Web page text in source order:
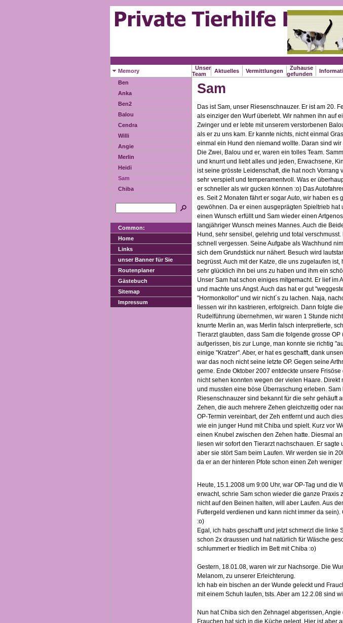
Memory
Unser
Team
Aktuelles Vermittlungen
Zuhause
gefunden
Ben
Anka
Ben2
Balou
Cendra
Willi
Angie
Merlin
Heidi
Sam
Chiba
Common:
Home
Links
unser Banner für Sie
Routenplaner
Gästebuch
Sitemap
Impressum
Sam
Das ist Sam, unser Riesenschnauzer. Er ist am 20.
als einziger den Wurf überlebt. Wir nahmen ihn auf
Zwinger und er lebte mit unserem verstorbenen
als er zu uns kam. Er kannte nichts, nicht einmal
einmal ein Hund den niemand wollte. Daran sind
Die Zwei, Balou und er, waren ein tolles Team.
und knurrt und liebt alles und jeden, Erwachsene,
ist seine grösste Leidenschaft, die hat noch
sehr verspielt und temperamentvoll. Was er
er schneller als wir gucken können :o) Das
es. Seit 2 Monaten fährt er sogar Auto, wir haben es
gewöhnen. Da er einen ausgeprägten Spieltrieb
einen Wunsch erfüllt und Sam wieder einen
langjähriger Wunsch meines Mannes. Auch die
Hund, sehr sensibel, gelehrig und total
schnell vergessen. Seine Aufgabe als Wachhund
sich dem Grundstück nur nähert. Besuch wird
begrüsst. Auch mit der Katze, die uns zugelaufen
sehr glücklich ihn bei uns zu haben und ihm ein
Unser Sam hat schon einiges mitgemacht. Er lief
und machte uns Angst. Auch das hat er gut
"Hormonkollor" und wir nicht´s zu lachen. Naja,
liessen wir ihn kastrieren, erfolgreich. Dann folgte
Rudelführung übernehmen, wir waren 1 Stunde
knurrte Merlin an, was Merlin falsch interpretierte,
Tierarzt glaubten, dass Sam die folgende grosse
aufgerissen, bis zur Lunge, man konnte sie richtig
einige "Kratzer". Aber, er hat es geschafft, dank
war das noch nicht seine letzte OP. Gegen seine
gerne. Ende Oktober 2007 entdeckte unsere
nicht sehen konnten wegen der vielen Haare.
und mussten eine böse Überraschung erleben.
Riesenschnauzer sind bekannt für die sehr gehäuft
Zehen, die auch mehrere Zehen gleichzeitig oder
OP-Termin vereinbart, der Zeh entfernt und auch
wie ein junger Hund mit Chiba und spielt. Kurz vor
einen Knubel zwischen den Zehen hatte. Diesmal
liesen wir sofort den Tierarzt nachschauen. Er
aber sie stört Sam beim Laufen. Wir werden sie in
da er an der hinteren Pfote schon einen Zeh weniger
Heute, 15.1.2008 um 9:00 Uhr, war OP-Tag und die
erwacht, schrie Sam schon wieder die ganze Praxis
nicht auf den Beinen halten, will aber Laufen. Aus
Futtergeld verdienen und kann nicht immer da
:o)
Egal, ich habs geschafft und jetzt schmerzt die linke
schon 2x draussen und hat natürlich für Wäsche
schlummert er friedlich im Bett mit Chiba :o)
Gestern, 18.01.08, waren wir zur Nachsorge. Die
Melanom, zu unserer Erleichterung.
Ich hab ein bischen an der Wunde geleckt und
mit einem Schuh laufen, tsts. Aber am 12.2.08 sind
Nun hat Chiba sich den Zehnagel abgerissen,
Frauchen hat sich in die Küche gelegt. Hier ist aber